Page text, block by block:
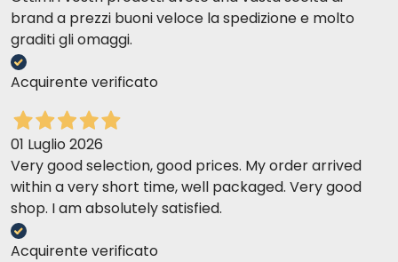
brand a prezzi buoni veloce la spedizione e molto
graditi gli omaggi.
Acquirente verificato
01 Luglio 2026
Very good selection, good prices. My order arrived
within a very short time, well packaged. Very good
shop. I am absolutely satisfied.
Acquirente verificato